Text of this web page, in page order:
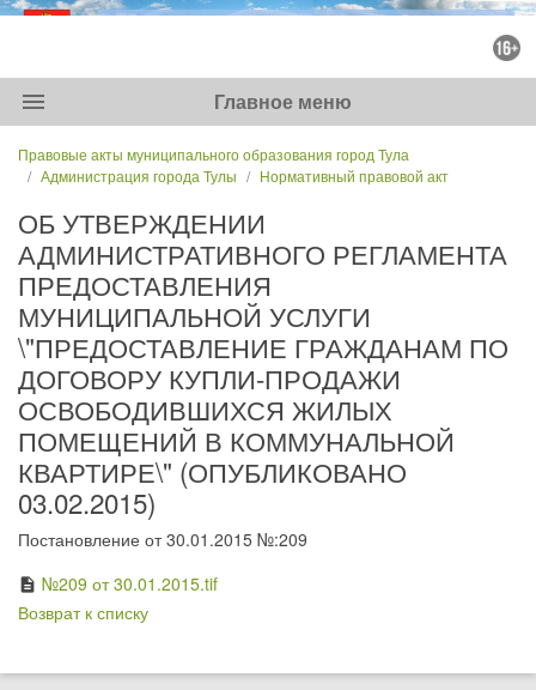
menu Главное меню
Правовые акты муниципального образования город Тула
Администрация города Тулы
Нормативный правовой акт
ОБ УТВЕРЖДЕНИИ
АДМИНИСТРАТИВНОГО РЕГЛАМЕНТА
ПРЕДОСТАВЛЕНИЯ
МУНИЦИПАЛЬНОЙ УСЛУГИ
\"ПРЕДОСТАВЛЕНИЕ ГРАЖДАНАМ ПО
ДОГОВОРУ КУПЛИ-ПРОДАЖИ
ОСВОБОДИВШИХСЯ ЖИЛЫХ
ПОМЕЩЕНИЙ В КОММУНАЛЬНОЙ
КВАРТИРЕ\" (ОПУБЛИКОВАНО
03.02.2015)
Постановление от 30.01.2015 №:209
description №209 от 30.01.2015.tif
Возврат к списку